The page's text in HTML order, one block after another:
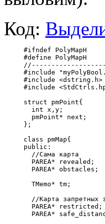
Код:
#ifndef PolyMapH
#define PolyMapH
#include
#include <dstring.h>
#include
struct pmPoint{
int x,y;
pmPoint* next;
};
class pmMap{
public:
//Сама карта
PAREA* revealed;
PAREA* obstacles;
TMemo* tm;
//Карта запретных
PAREA* restricted;
PAREA*